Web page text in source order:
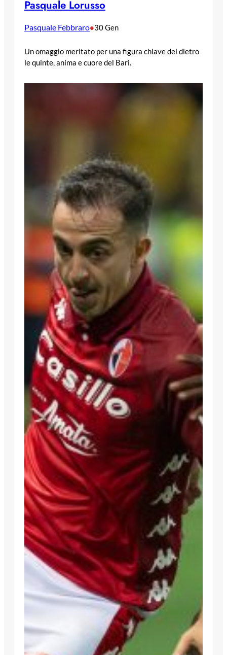
Pasquale Lorusso
Pasquale Febbraro•30 Gen
Un omaggio meritato per una figura chiave del dietro
le quinte, anima e cuore del Bari.